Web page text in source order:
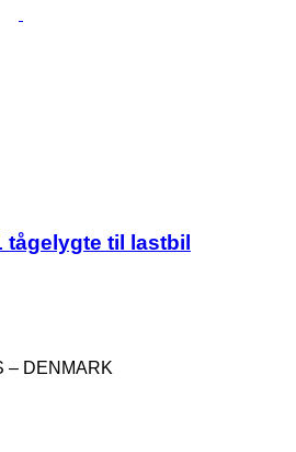
tågelygte til lastbil
– DENMARK